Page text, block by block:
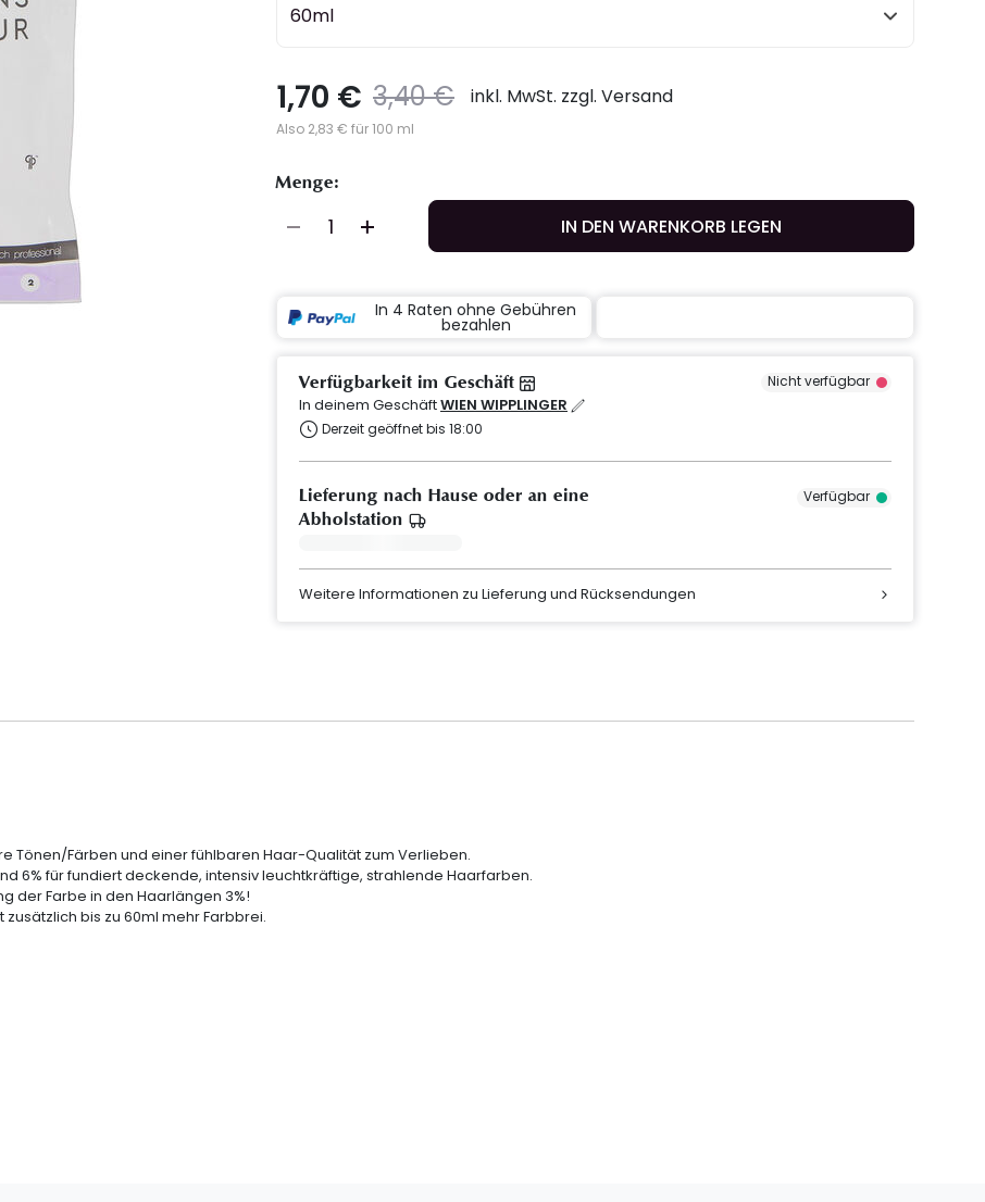
60ml
Preis
3,40 €to
1,70 € inkl. MwSt. zzgl. Versand
Also 2,83 € für 100 ml
Menge:
IN DEN WARENKORB LEGEN
In 4 Raten ohne Gebühren
bezahlen
Verfügbarkeit im Geschäft Nicht verfügbar
In deinem GeschäftWIEN WIPPLINGER
Derzeit geöffnet bis 18:00
Lieferung nach Hause oder an eine
Abholstation
Verfügbar
Weitere Informationen zu Lieferung und Rücksendungen
Tönen/Färben und einer fühlbaren Haar-Qualität zum Verlieben.
6% für fundiert deckende, intensiv leuchtkräftige, strahlende Haarfarben.
der Farbe in den Haarlängen 3%!
zusätzlich bis zu 60ml mehr Farbbrei.